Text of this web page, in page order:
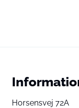
Horsensvej 72A